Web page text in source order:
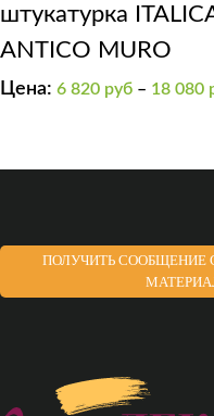
штукатурка
ANTICO MURO
Цена: 6 820 руб – 18 080
ПОЛУЧИТЬ СООБЩЕНИЕ